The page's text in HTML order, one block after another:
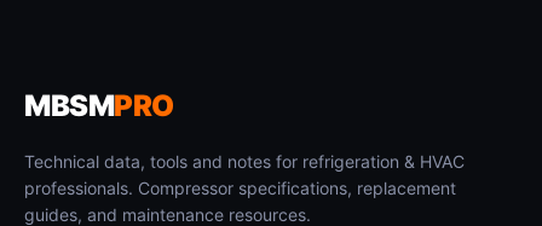
MBSMPRO
Technical data, tools and notes for refrigeration & HVAC
professionals. Compressor specifications, replacement
guides, and maintenance resources.